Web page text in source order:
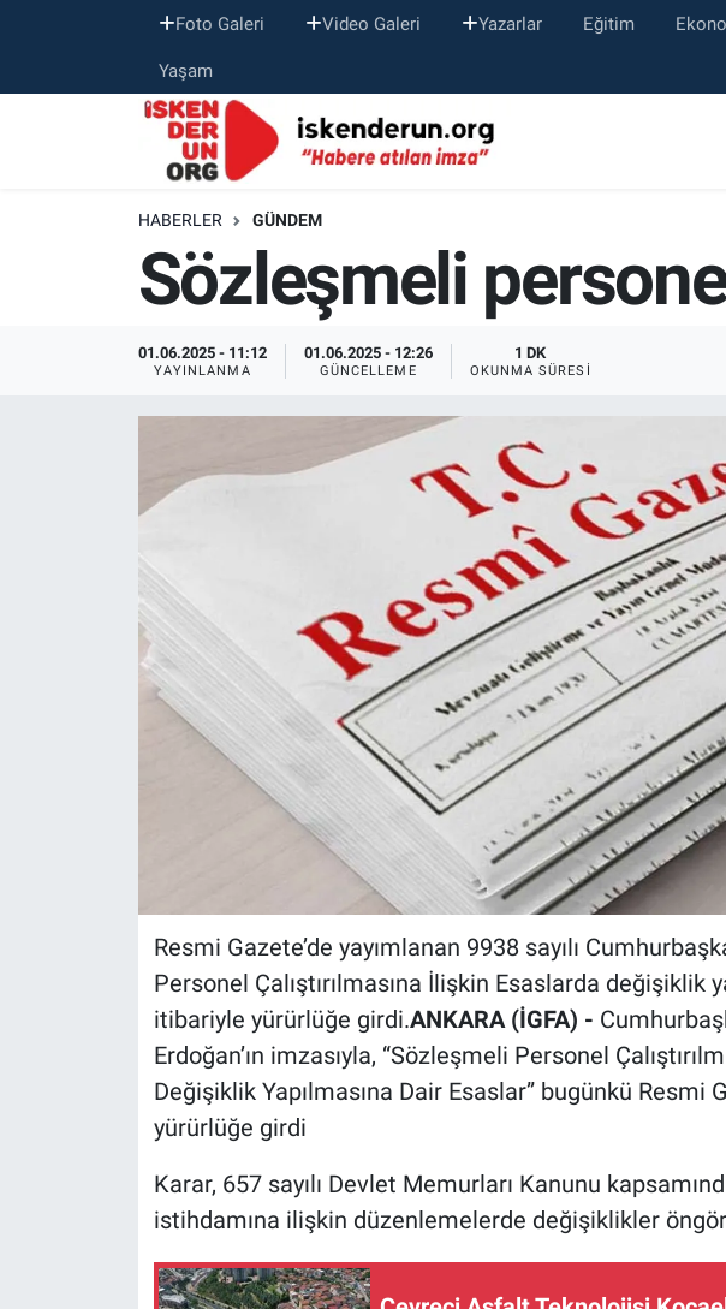
Foto Galeri Video Galeri Yazarlar Eğitim
Yaşam
HABERLER GÜNDEM
Sözleşmeli
01.06.2025 - 11:12
YAYINLANMA
01.06.2025 - 12:26
GÜNCELLEME
1 DK
OKUNMA SÜRESI
Resmi Gazete’de yayımlanan 9938 sayılı
Personel Çalıştırılmasına İlişkin Esaslarda değişiklik
itibariyle yürürlüğe girdi.ANKARA (İGFA) -
Erdoğan’ın imzasıyla, “Sözleşmeli Personel
Değişiklik Yapılmasına Dair Esaslar” bugünkü Resmi
yürürlüğe girdi
Karar, 657 sayılı Devlet Memurları Kanunu
istihdamına ilişkin düzenlemelerde değişiklikler